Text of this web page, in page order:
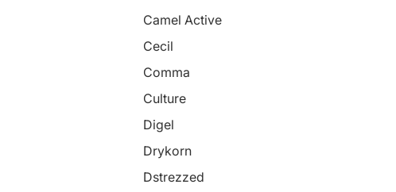
Camel Active
Cecil
Comma
Culture
Digel
Drykorn
Dstrezzed